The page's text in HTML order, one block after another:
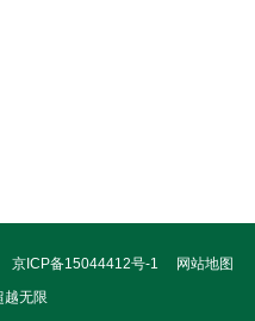
京ICP备15044412号-1
网站地图
越无限